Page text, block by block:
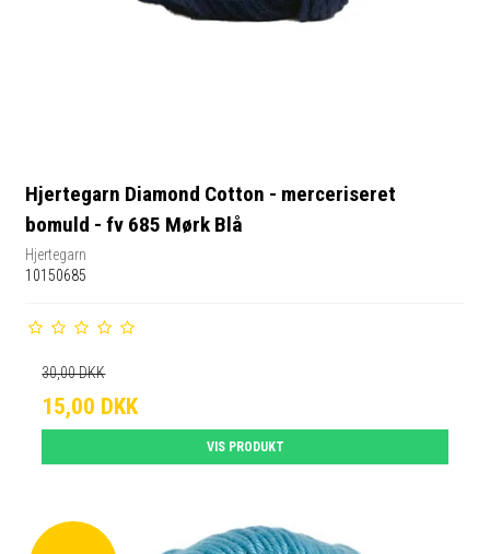
Hjertegarn Diamond Cotton - merceriseret
bomuld - fv 685 Mørk Blå
Hjertegarn
10150685
30,00 DKK
15,00 DKK
VIS PRODUKT